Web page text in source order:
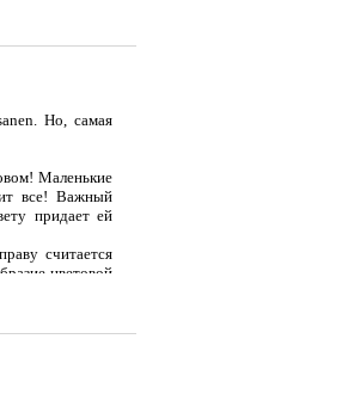
Но, самая
Маленькие
все! Важный
придает ей
считается
цветовой
для
Тент LAKER с каркасом для